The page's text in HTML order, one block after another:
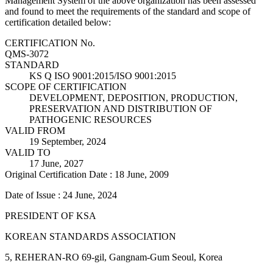
and found to meet the requirements of the standard and scope of
certification detailed below:
CERTIFICATION No.
QMS-3072
STANDARD
KS Q ISO 9001:2015/ISO 9001:2015
SCOPE OF CERTIFICATION
DEVELOPMENT, DEPOSITION, PRODUCTION,
PRESERVATION AND DISTRIBUTION OF
PATHOGENIC RESOURCES
VALID FROM
19 September, 2024
VALID TO
17 June, 2027
Original Certification Date : 18 June, 2009
Date of Issue : 24 June, 2024
PRESIDENT OF KSA
KOREAN STANDARDS ASSOCIATION
5, REHERAN-RO 69-gil, Gangnam-Gum Seoul, Korea